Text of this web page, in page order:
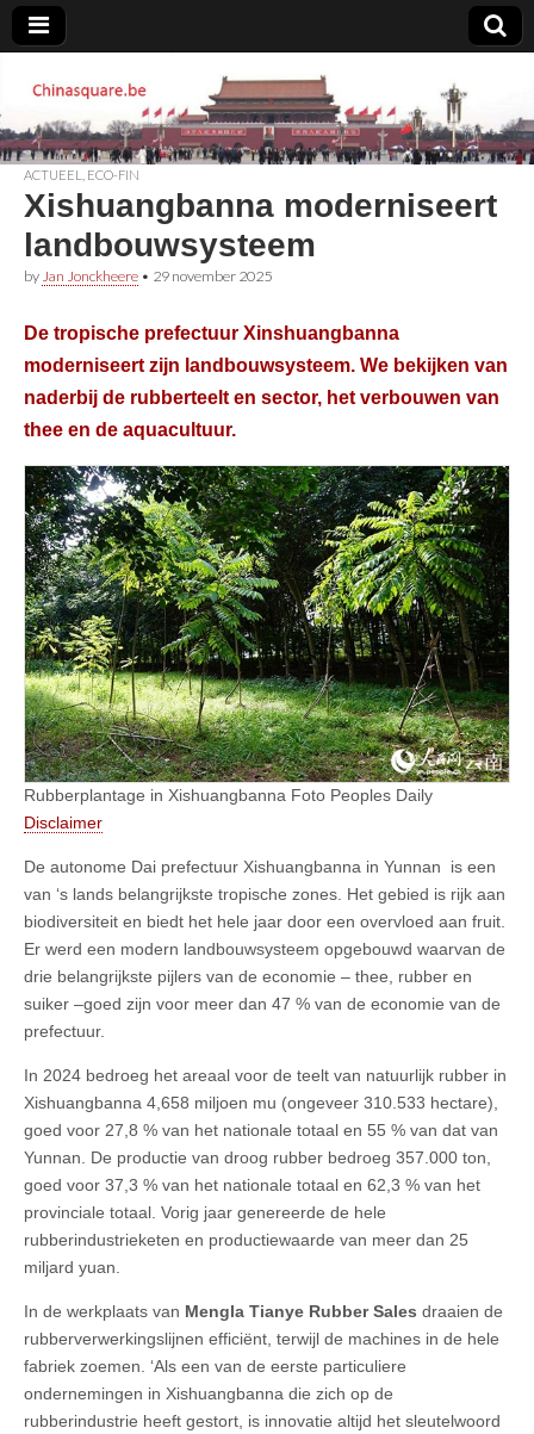
Chinasquare.be
ACTUEEL ECO-FIN
Xishuangbanna moderniseert
landbouwsysteem
by Jan Jonckheere • 29 november 2025
De tropische prefectuur Xinshuangbanna
moderniseert zijn landbouwsysteem. We bekijken van
naderbij de rubberteelt en sector, het verbouwen van
thee en de aquacultuur.
Rubberplantage in Xishuangbanna Foto Peoples Daily
Disclaimer
De autonome Dai prefectuur Xishuangbanna in Yunnan is een
van ‘s lands belangrijkste tropische zones. Het gebied is rijk aan
biodiversiteit en biedt het hele jaar door een overvloed aan fruit.
Er werd een modern landbouwsysteem opgebouwd waarvan de
drie belangrijkste pijlers van de economie – thee, rubber en
suiker –goed zijn voor meer dan 47 % van de economie van de
prefectuur.
In 2024 bedroeg het areaal voor de teelt van natuurlijk rubber in
Xishuangbanna 4,658 miljoen mu (ongeveer 310.533 hectare),
goed voor 27,8 % van het nationale totaal en 55 % van dat van
Yunnan. De productie van droog rubber bedroeg 357.000 ton,
goed voor 37,3 % van het nationale totaal en 62,3 % van het
provinciale totaal. Vorig jaar genereerde de hele
rubberindustrieketen en productiewaarde van meer dan 25
miljard yuan.
In de werkplaats van Mengla Tianye Rubber Sales draaien de
rubberverwerkingslijnen efficiënt, terwijl de machines in de hele
fabriek zoemen. ‘Als een van de eerste particuliere
ondernemingen in Xishuangbanna die zich op de
rubberindustrie heeft gestort, is innovatie altijd het sleutelwoord